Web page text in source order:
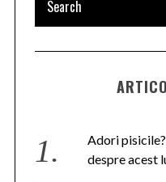
Adori
despre acest